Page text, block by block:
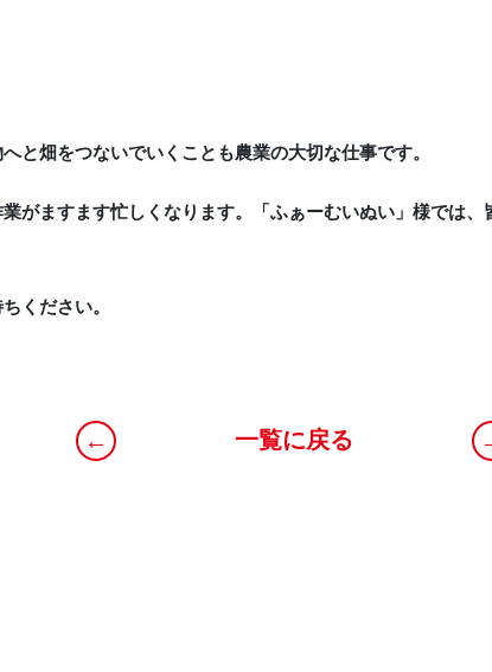
と畑をつないでいくことも農業の大切な仕事です。
がますます忙しくなります。「ふぁーむいぬい」様では
ください。
← 一覧に戻る